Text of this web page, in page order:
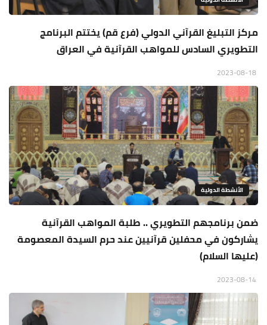
مركز التبليغ القرآني الدولي (فرع قم) يختتم البرنامج
التطويري السادس للمواهب القرآنية في العراق
الأنشطة الدولية
ضمن برنامجهم التطويري .. طلبة المواهب القرآنية
يشاركون في محفلين قرآنيين عند حرم السيدة المعصومة
(عليها السلام)